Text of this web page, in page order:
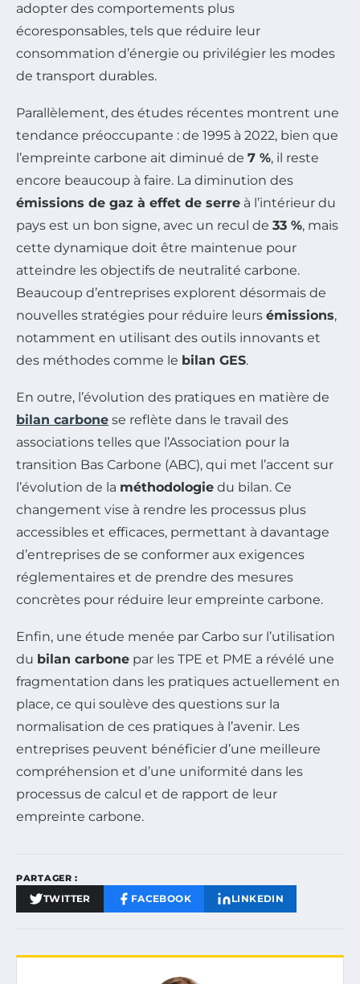
adopter des comportements plus
écoresponsables, tels que réduire leur
consommation d’énergie ou privilégier les modes
de transport durables.
Parallèlement, des études récentes montrent une
tendance préoccupante : de 1995 à 2022, bien que
l’empreinte carbone ait diminué de 7 %, il reste
encore beaucoup à faire. La diminution des
émissions de gaz à effet de serre à l’intérieur du
pays est un bon signe, avec un recul de 33 %, mais
cette dynamique doit être maintenue pour
atteindre les objectifs de neutralité carbone.
Beaucoup d’entreprises explorent désormais de
nouvelles stratégies pour réduire leurs émissions,
notamment en utilisant des outils innovants et
des méthodes comme le bilan GES.
En outre, l’évolution des pratiques en matière de
bilan carbone se reflète dans le travail des
associations telles que l’Association pour la
transition Bas Carbone (ABC), qui met l’accent sur
l’évolution de la méthodologie du bilan. Ce
changement vise à rendre les processus plus
accessibles et efficaces, permettant à davantage
d’entreprises de se conformer aux exigences
réglementaires et de prendre des mesures
concrètes pour réduire leur empreinte carbone.
Enfin, une étude menée par Carbo sur l’utilisation
du bilan carbone par les TPE et PME a révélé une
fragmentation dans les pratiques actuellement en
place, ce qui soulève des questions sur la
normalisation de ces pratiques à l’avenir. Les
entreprises peuvent bénéficier d’une meilleure
compréhension et d’une uniformité dans les
processus de calcul et de rapport de leur
empreinte carbone.
PARTAGER :
TWITTER FACEBOOK LINKEDIN